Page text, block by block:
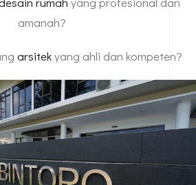
amanah?
arsitekyang ahli dan kompeten?